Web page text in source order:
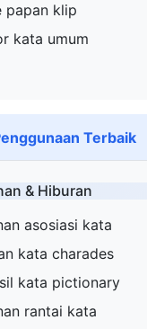
papan klip
kata umum
Terbaik
& Hiburan
asosiasi kata
kata charades
kata pictionary
rantai kata